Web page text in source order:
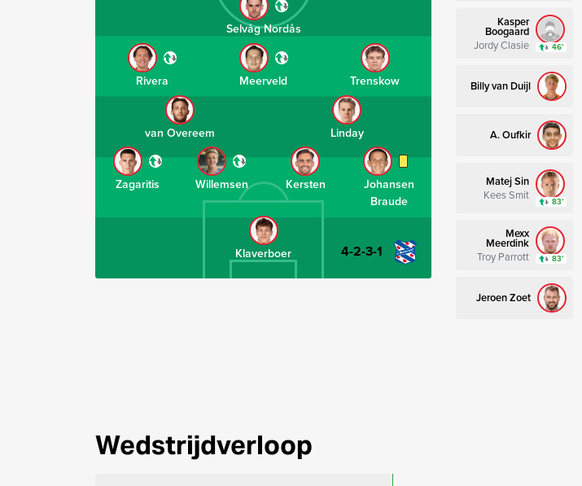
Klaverboer
Johansen
Braude
Kersten
Willemsen
Zagaritis
Linday
van Overeem
Trenskow
Meerveld
Rivera
Selvåg Nordås
4-2-3-1
Kasper
Boogaard
Jordy Clasie 46’
Billy van Duijl
A. Oufkir
Matej Sin
Kees Smit 83’
Mexx
Meerdink
Troy Parrott 83’
Jeroen Zoet
Wedstrijdverloop